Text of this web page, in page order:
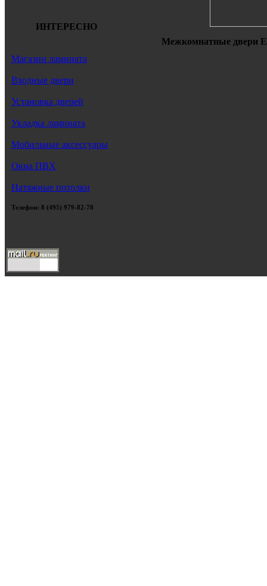
ИНТЕРЕСНО
Магазин ламината
Входные двери
Установка дверей
Укладка ламината
Мобильные аксессуары
Окна ПВХ
Натяжные потолки
Телефон: 8 (495) 979-82-78
Межкомнатные двери